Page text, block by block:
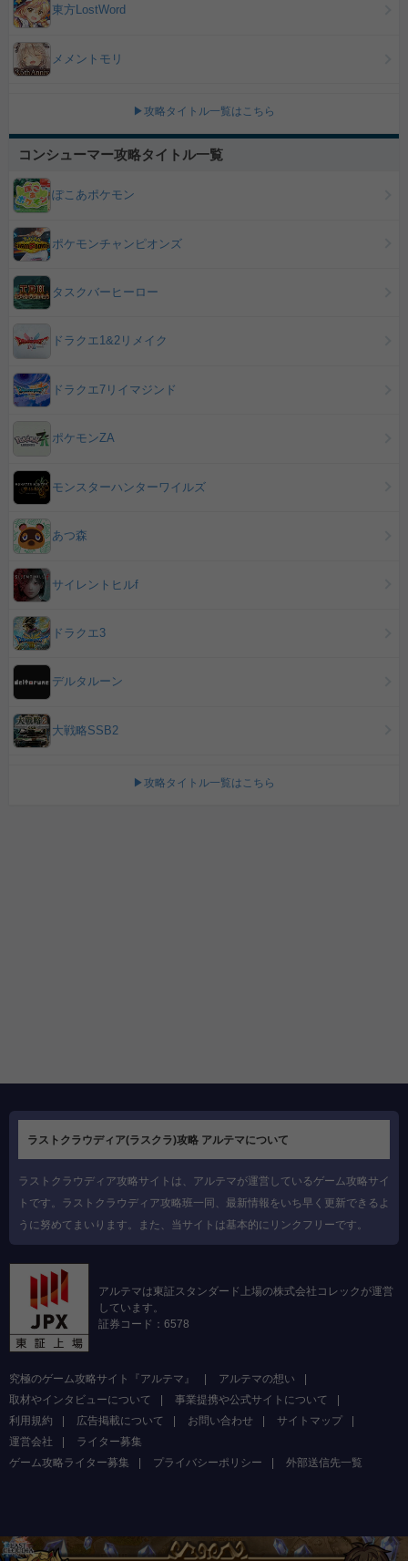
東方LostWord
メメントモリ
▶攻略タイトル一覧はこちら
コンシューマー攻略タイトル一覧
ぽこあポケモン
ポケモンチャンピオンズ
タスクバーヒーロー
ドラクエ1&2リメイク
ドラクエ7リイマジンド
ポケモンZA
モンスターハンターワイルズ
あつ森
サイレントヒルf
ドラクエ3
デルタルーン
大戦略SSB2
▶攻略タイトル一覧はこちら
ラストクラウディア(ラスクラ)攻略 アルテマについて
ラストクラウディア攻略サイトは、アルテマが運営しているゲーム攻略サイ
トです。ラストクラウディア攻略班一同、最新情報をいち早く更新できるよ
うに努めてまいります。また、当サイトは基本的にリンクフリーです。
アルテマは東証スタンダード上場の株式会社コレックが運営
しています。
証券コード：6578
究極のゲーム攻略サイト『アルテマ』
アルテマの想い
取材やインタビューについて
事業提携や公式サイトについて
利用規約
広告掲載について お問い合わせ
サイトマップ
運営会社
ライター募集
ゲーム攻略ライター募集
プライバシーポリシー 外部送信先一覧